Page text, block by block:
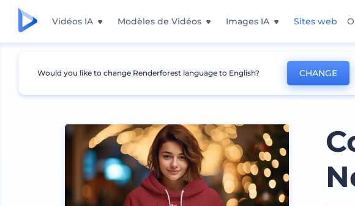
Vidéos IA Modèles de Vidéos Images IA Sites web
Mockups Vêtements Mockup de sweat à capuche
Would you like to change Renderforest language to English? CHANGE